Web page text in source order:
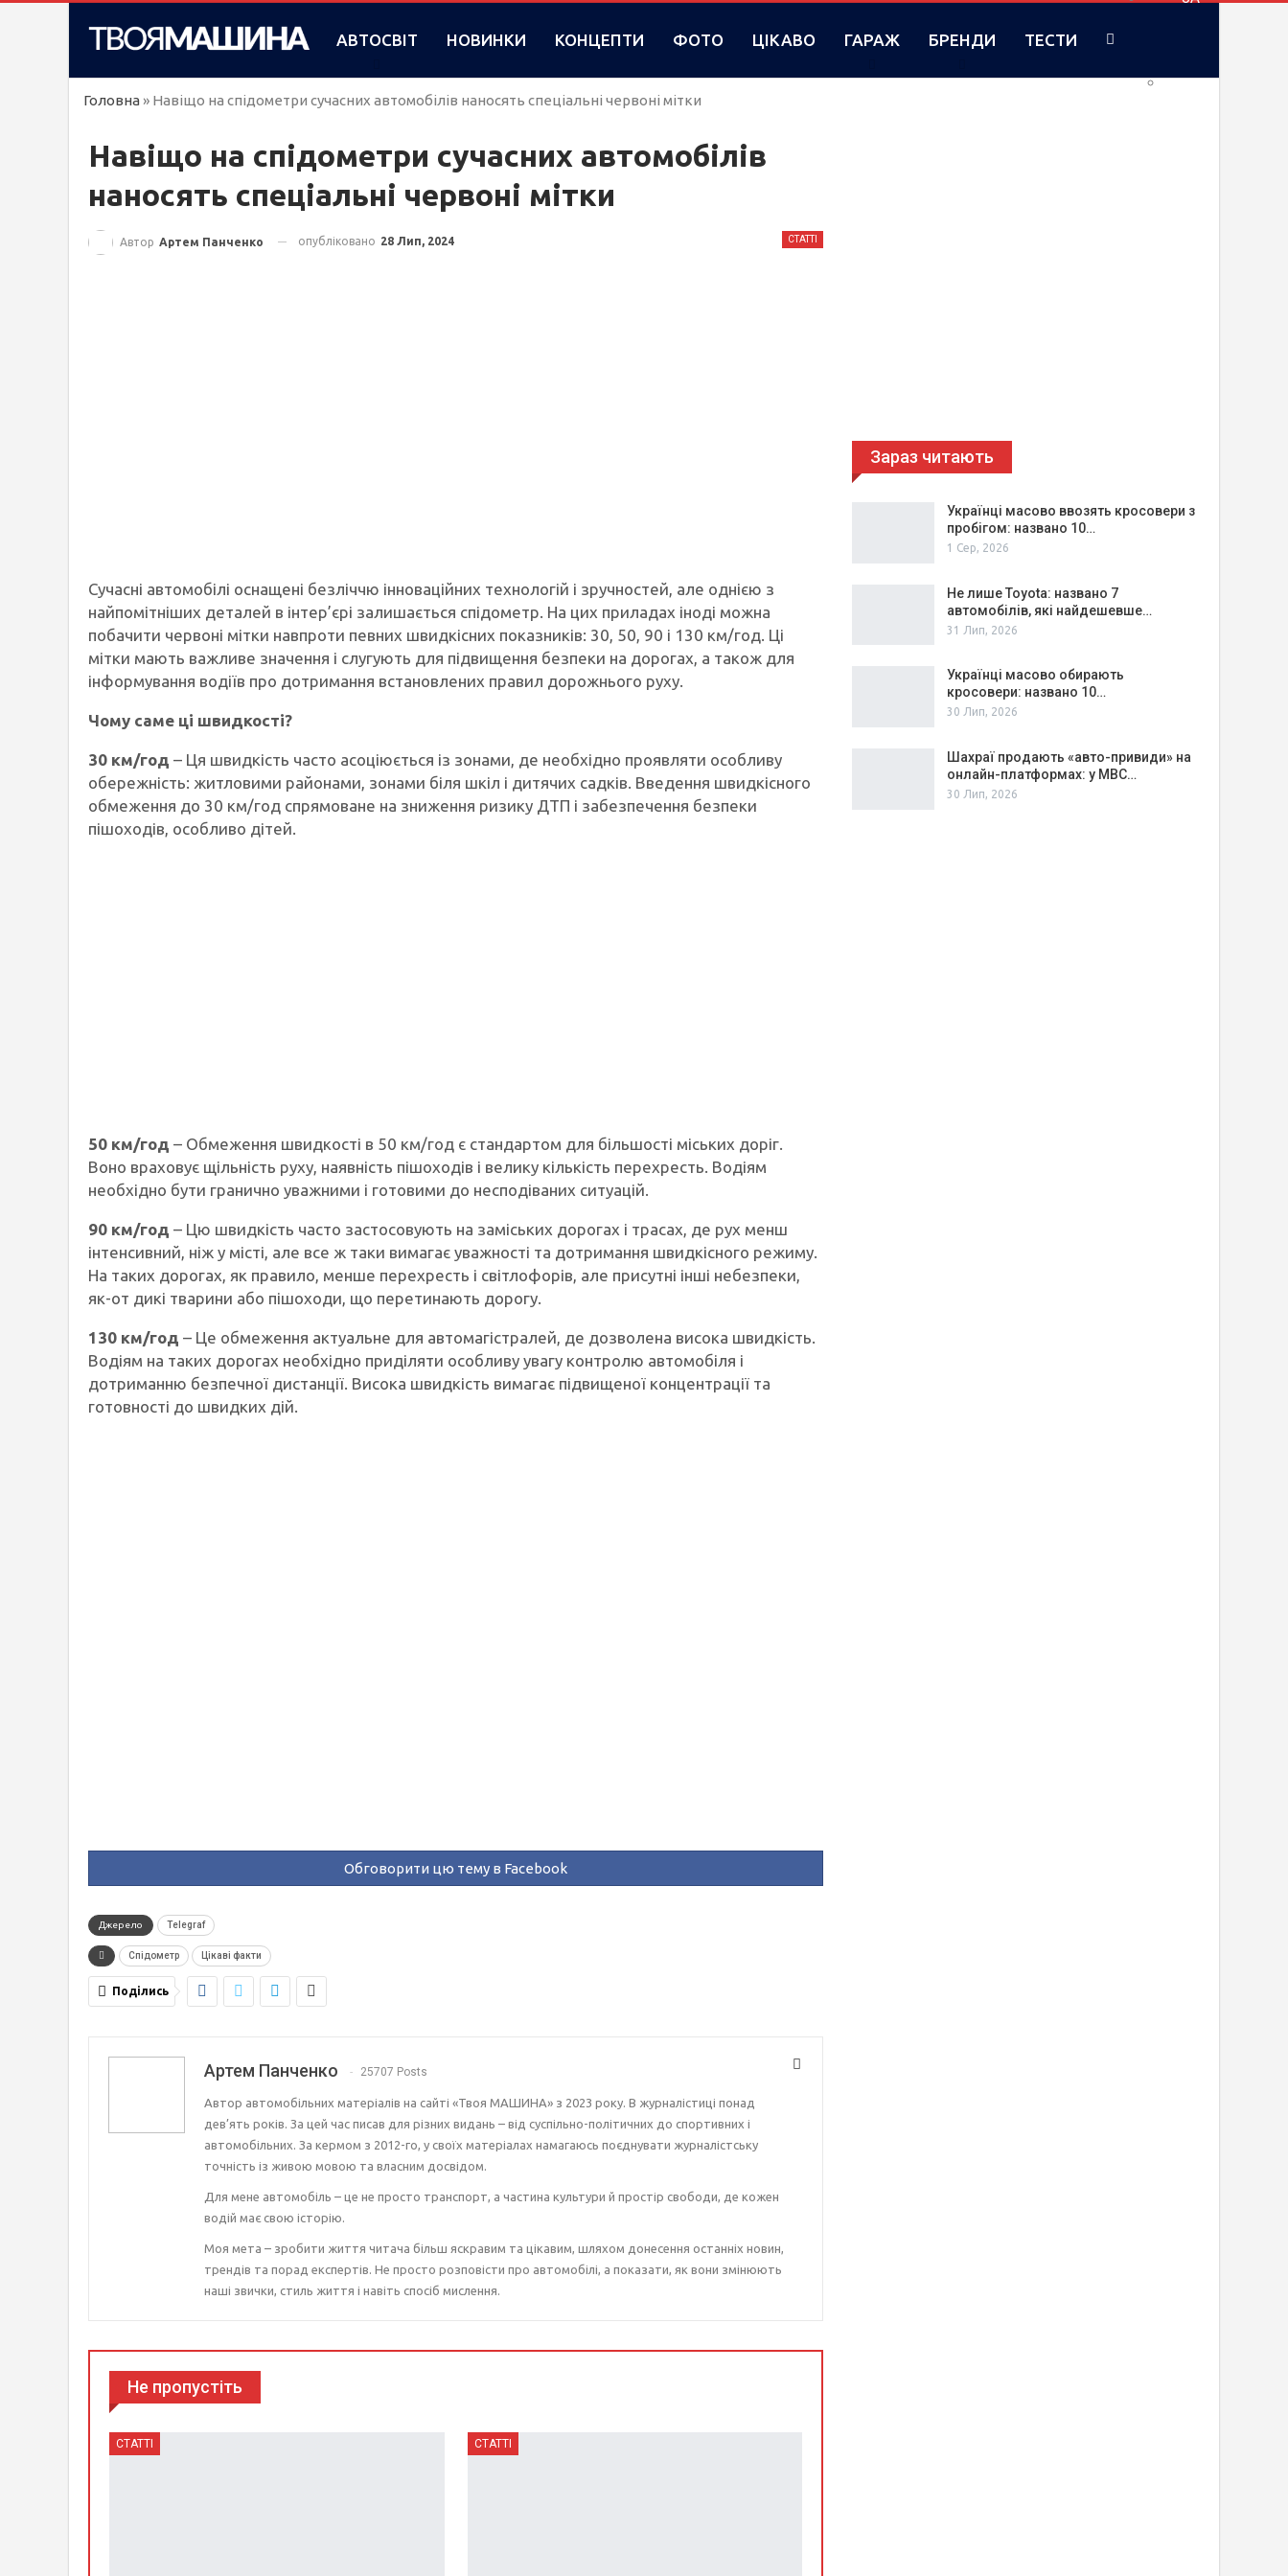
RU
АВТОСВІТ НОВИНКИ КОНЦЕПТИ ФОТО ЦІКАВО ГАРАЖ БРЕНДИ ТЕСТИ
Головна » Навіщо на спідометри сучасних автомобілів наносять спеціальні червоні мітки
Навіщо на спідометри сучасних автомобілів
наносять спеціальні червоні мітки
СТАТТІ
Автор Артем Панченко опубліковано 28 Лип, 2024
Сучасні автомобілі оснащені безліччю інноваційних технологій і зручностей, але однією з
найпомітніших деталей в інтер’єрі залишається спідометр. На цих приладах іноді можна
побачити червоні мітки навпроти певних швидкісних показників: 30, 50, 90 і 130 км/год. Ці
мітки мають важливе значення і слугують для підвищення безпеки на дорогах, а також для
інформування водіїв про дотримання встановлених правил дорожнього руху.
Чому саме ці швидкості?
30 км/год – Ця швидкість часто асоціюється із зонами, де необхідно проявляти особливу
обережність: житловими районами, зонами біля шкіл і дитячих садків. Введення швидкісного
обмеження до 30 км/год спрямоване на зниження ризику ДТП і забезпечення безпеки
пішоходів, особливо дітей.
50 км/год – Обмеження швидкості в 50 км/год є стандартом для більшості міських доріг.
Воно враховує щільність руху, наявність пішоходів і велику кількість перехресть. Водіям
необхідно бути гранично уважними і готовими до несподіваних ситуацій.
90 км/год – Цю швидкість часто застосовують на заміських дорогах і трасах, де рух менш
інтенсивний, ніж у місті, але все ж таки вимагає уважності та дотримання швидкісного режиму.
На таких дорогах, як правило, менше перехресть і світлофорів, але присутні інші небезпеки,
як-от дикі тварини або пішоходи, що перетинають дорогу.
130 км/год – Це обмеження актуальне для автомагістралей, де дозволена висока швидкість.
Водіям на таких дорогах необхідно приділяти особливу увагу контролю автомобіля і
дотриманню безпечної дистанції. Висока швидкість вимагає підвищеної концентрації та
готовності до швидких дій.
Обговорити цю тему в Facebook
Джерело Telegraf
Спідометр Цікаві факти
Поділись
Артем Панченко 25707 Posts
Автор автомобільних матеріалів на сайті «Твоя МАШИНА» з 2023 року. В журналістиці понад
дев’ять років. За цей час писав для різних видань – від суспільно-політичних до спортивних і
автомобільних. За кермом з 2012-го, у своїх матеріалах намагаюсь поєднувати журналістську
точність із живою мовою та власним досвідом.
Для мене автомобіль – це не просто транспорт, а частина культури й простір свободи, де кожен
водій має свою історію.
Моя мета – зробити життя читача більш яскравим та цікавим, шляхом донесення останніх новин,
трендів та порад експертів. Не просто розповісти про автомобілі, а показати, як вони змінюють
наші звички, стиль життя і навіть спосіб мислення.
Не пропустіть
СТАТТІ СТАТТІ
Зараз читають
Українці масово ввозять кросовери з
пробігом: названо 10…
1 Сер, 2026
Не лише Toyota: названо 7
автомобілів, які найдешевше…
31 Лип, 2026
Українці масово обирають
кросовери: названо 10…
30 Лип, 2026
Шахраї продають «авто-привиди» на
онлайн-платформах: у МВС…
30 Лип, 2026